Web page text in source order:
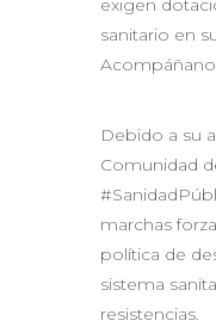
exigen
sanitario en
Debido a su
Comunidad
marchas
política de
sistema
resistencias.